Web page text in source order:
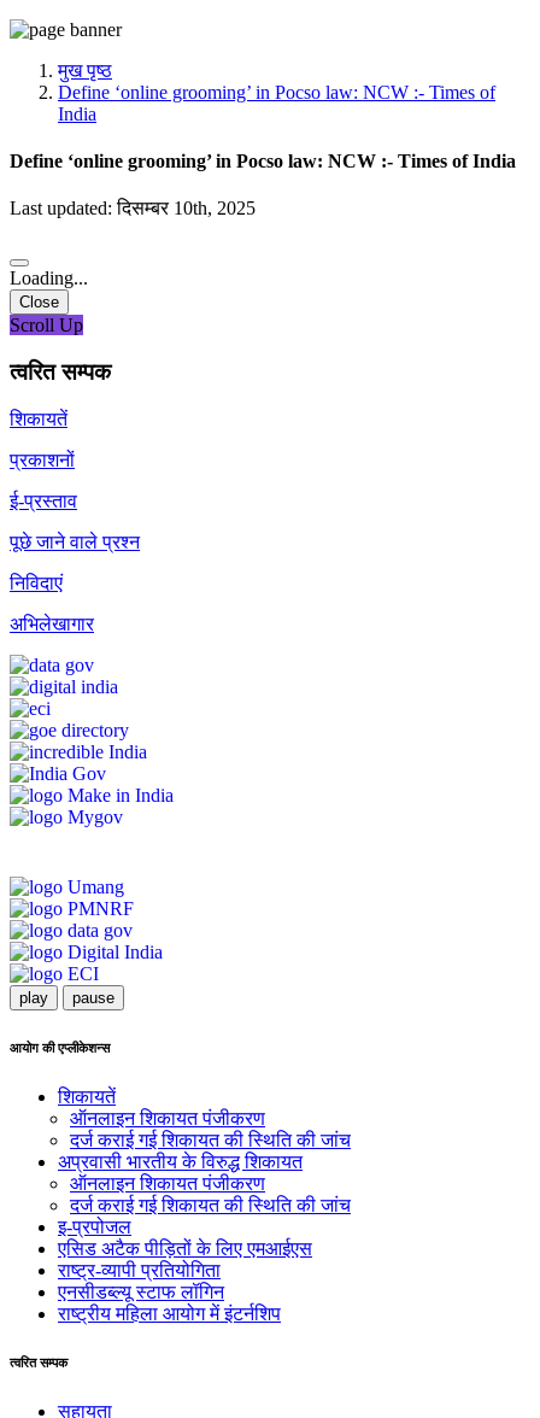
मुख पृष्ठ
Define ‘online grooming’ in Pocso law: NCW :- Times of
India
Define ‘online grooming’ in Pocso law: NCW :- Times of India
Last updated: दिसम्बर 10th, 2025
Loading...
Close
Scroll Up
त्वरित सम्पक
शिकायतें
प्रकाशनों
ई-प्रस्ताव
पूछे जाने वाले प्रश्न
निविदाएं
अभिलेखागार
play pause
आयोग की एप्लीकेशन्स
शिकायतें
ऑनलाइन शिकायत पंजीकरण
दर्ज कराई गई शिकायत की स्थिति की जांच
अप्रवासी भारतीय के विरुद्ध शिकायत
ऑनलाइन शिकायत पंजीकरण
दर्ज कराई गई शिकायत की स्थिति की जांच
इ-प्रपोजल
एसिड अटैक पीड़ितों के लिए एमआईएस
राष्ट्र-व्यापी प्रतियोगिता
एनसीडब्ल्यू स्टाफ लॉगिन
राष्ट्रीय महिला आयोग में इंटर्नशिप
त्वरित सम्पक
सहायता